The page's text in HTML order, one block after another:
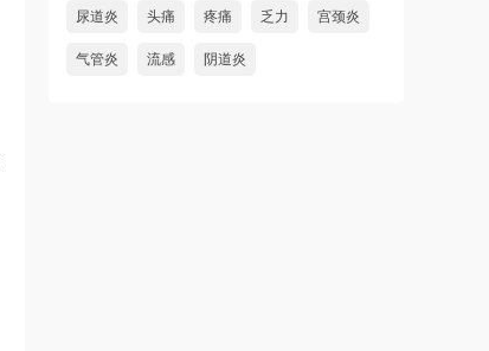
尿道炎 头痛 疼痛 乏力 宫颈炎
气管炎 流感 阴道炎